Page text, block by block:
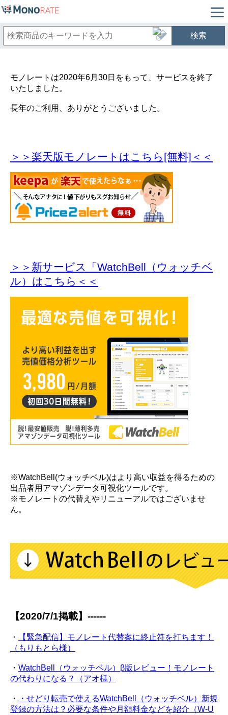
検索
モノレートは2020年6月30日をもって、サービスを終了
いたしました。
長年のご利用、ありがとうございました。
＞＞楽天版モノレートはこちら[無料]＜＜
＞＞新サービス「WatchBell（ウォッチベ
ル）はこちら＜＜
※WatchBell(ウォッチベル)はより高い収益を得るための
出品者用アマゾンデータ可視化ツールです。
※モノレートの代替えやリニューアルではございませ
ん。
【2020/7/1掲載】------
・
【緊急配信】モノレート代替案に終止符を打ちます！
（もりもとら様）
・ WatchBell（ウォッチベル）β版レビュー！モノレート
の代わりになる？（アオ様）
・
・せどり転売で使えるWatchBell（ウォッチベル）新規
登録の方法は？必要な条件や月額料金などを紹介（W-U